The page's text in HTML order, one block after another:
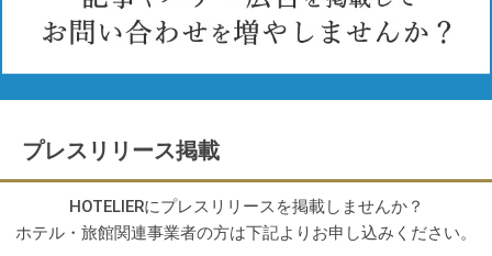
プレスリリース掲載
HOTELIERにプレスリリースを掲載しませんか？
ホテル・旅館関連事業者の方は下記よりお申し込みください。